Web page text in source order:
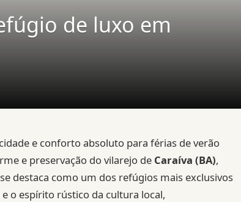
de luxo em
e conforto absoluto para férias de verão
e preservação do vilarejo de Caraíva (BA),
se destaca como um dos refúgios mais exclusivos
o espírito rústico da cultura local,